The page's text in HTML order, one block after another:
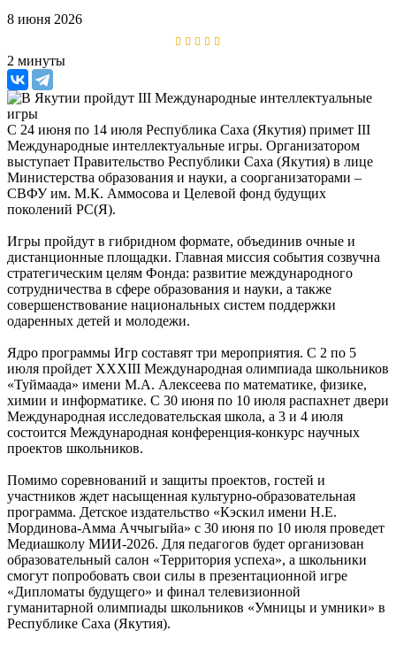
8 июня 2026
2 минуты
С 24 июня по 14 июля Республика Саха (Якутия) примет III
Международные интеллектуальные игры. Организатором
выступает Правительство Республики Саха (Якутия) в лице
Министерства образования и науки, а соорганизаторами –
СВФУ им. М.К. Аммосова и Целевой фонд будущих
поколений РС(Я).
Игры пройдут в гибридном формате, объединив очные и
дистанционные площадки. Главная миссия события созвучна
стратегическим целям Фонда: развитие международного
сотрудничества в сфере образования и науки, а также
совершенствование национальных систем поддержки
одаренных детей и молодежи.
Ядро программы Игр составят три мероприятия. С 2 по 5
июля пройдет XXXIII Международная олимпиада школьников
«Туймаада» имени М.А. Алексеева по математике, физике,
химии и информатике. С 30 июня по 10 июля распахнет двери
Международная исследовательская школа, а 3 и 4 июля
состоится Международная конференция-конкурс научных
проектов школьников.
Помимо соревнований и защиты проектов, гостей и
участников ждет насыщенная культурно-образовательная
программа. Детское издательство «Кэскил имени Н.Е.
Мординова-Амма Аччыгыйа» с 30 июня по 10 июля проведет
Медиашколу МИИ-2026. Для педагогов будет организован
образовательный салон «Территория успеха», а школьники
смогут попробовать свои силы в презентационной игре
«Дипломаты будущего» и финал телевизионной
гуманитарной олимпиады школьников «Умницы и умники» в
Республике Саха (Якутия).